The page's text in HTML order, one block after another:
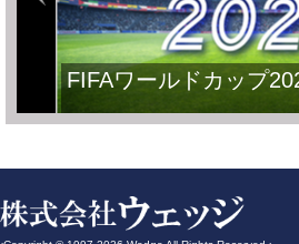
FIFAワールドカップ